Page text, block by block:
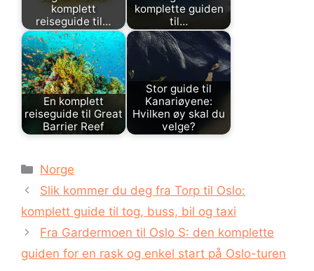
komplett
reiseguide til…
komplette guiden
til…
En komplett
reiseguide til Great
Barrier Reef
Stor guide til
Kanariøyene:
Hvilken øy skal du
velge?
Kategorier
Norge
Slik kommer du deg fra Torp til Oslo:
komplett guide til tog, buss, bil og taxi
Fra Gardermoen til Oslo S: den komplette
guiden for en rask og enkel start på Oslo-turen